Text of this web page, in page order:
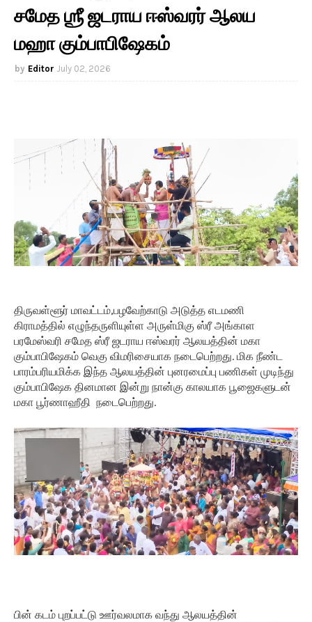
சமேத ஶ்ரீ ஜடராய ஈஸ்வரர் ஆலய
மஹா கும்பாபிஷேகம்
Editor July 02, 2026
திருவள்ளூர் மாவட்டம்,பழவேற்காடு அடுத்த எடமணி
கிராமத்தில் எழுந்தருளியுள்ள அருள்மிகு ஸ்ரீ அங்காள
பரமேஸ்வரி சமேத ஸ்ரீ ஜடராய ஈஸ்வரர் ஆலயத்தின் மகா
கும்பாபிஷேகம் வெகு விமரிசையாக நடைபெற்றது. மிக நீண்ட
பாரம்பரியமிக்க இந்த ஆலயத்தின் புனரமைப்பு பணிகள் முடிந்து
கும்பாபிஷேக தினமான இன்று நான்கு காலயாக பூஜைகளுடன்
மகா பூர்ணாஹீதி நடைபெற்றது.
பின் கடம் புறப்பட்டு ஊர்வலமாக வந்து ஆலயத்தின்